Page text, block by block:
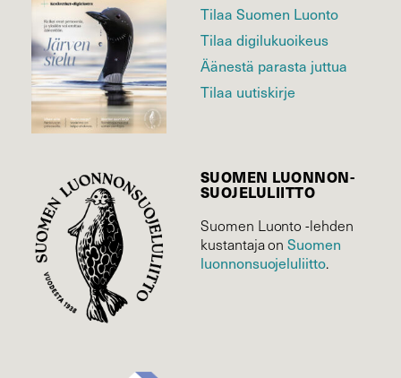
Tilaa Suomen Luonto
Tilaa digilukuoikeus
Äänestä parasta juttua
Tilaa uutiskirje
SUOMEN LUONNON­
SUOJELU­LIITTO
Suomen Luonto -lehden
kustantaja onSuomen
luonnonsuojelu­liitto.